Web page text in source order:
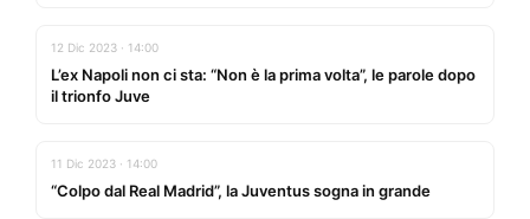
12 Dic 2023 · 14:00
L’ex Napoli non ci sta: “Non è la prima volta”, le parole dopo
il trionfo Juve
11 Dic 2023 · 14:00
“Colpo dal Real Madrid”, la Juventus sogna in grande